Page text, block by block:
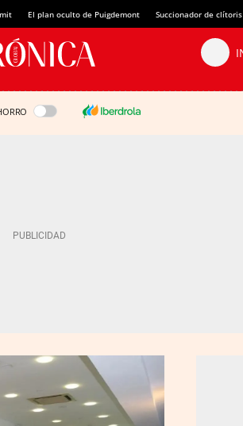
El plan oculto de Puigdemont Succionador de clítoris